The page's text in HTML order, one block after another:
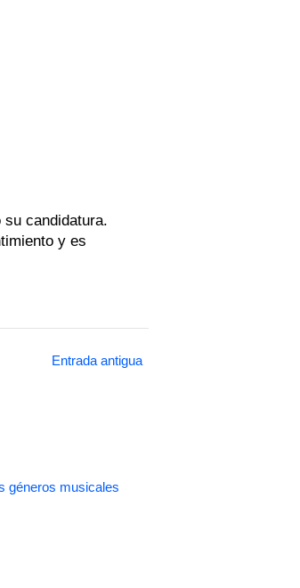
candidatura.
y es
Entrada antigua
géneros musicales